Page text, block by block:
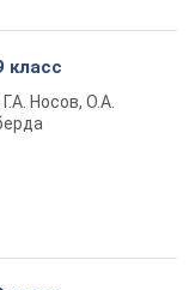
класс
Носов, О.А.